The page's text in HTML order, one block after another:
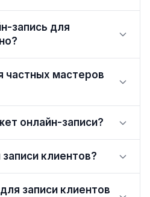
запись для
частных мастеров
онлайн-записи?
клиентов?
записи клиентов